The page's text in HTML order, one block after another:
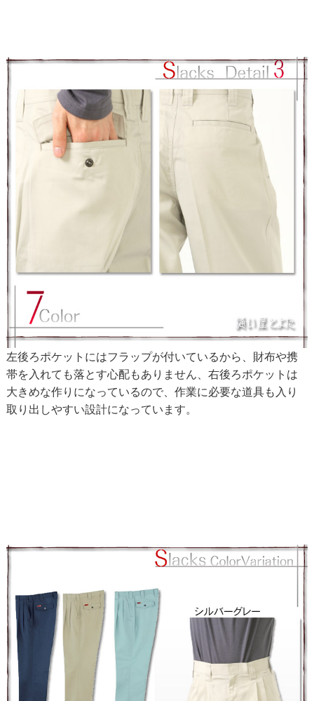
左後ろポケットにはフラップが付いているから、財布や携
帯を入れても落とす心配もありません、右後ろポケットは
大きめな作りになっているので、作業に必要な道具も入り
取り出しやすい設計になっています。